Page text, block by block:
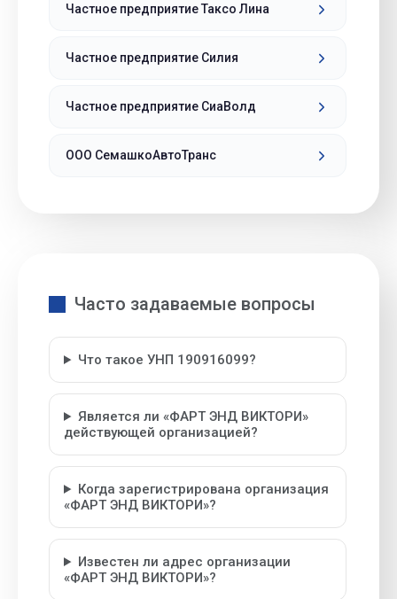
Частное предприятие Таксо Лина
Частное предприятие Силия
Частное предприятие СиаВолд
ООО СемашкоАвтоТранс
Часто задаваемые вопросы
Что такое УНП 190916099?
Является ли «ФАРТ ЭНД ВИКТОРИ»
действующей организацией?
Когда зарегистрирована организация
«ФАРТ ЭНД ВИКТОРИ»?
Известен ли адрес организации
«ФАРТ ЭНД ВИКТОРИ»?